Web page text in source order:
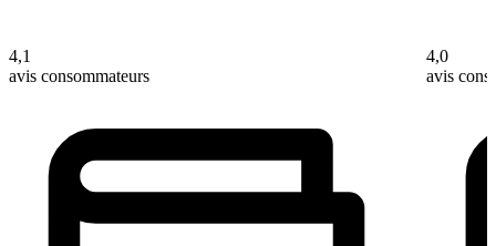
4,1
avis consommateurs
4,0
avis